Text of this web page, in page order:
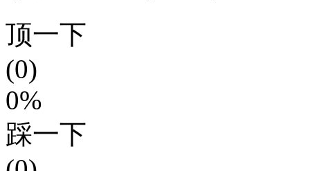
顶一下
(0)
0%
踩一下